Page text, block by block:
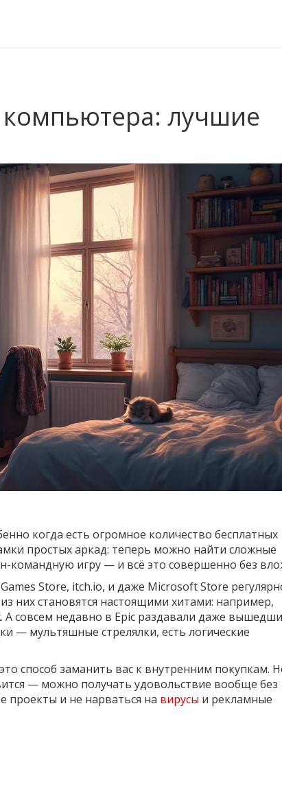
лучшие
когда есть огромное количество бесплатных
простых аркад: теперь можно найти сложные
командную игру — и всё это совершенно без
Store, itch.io, и даже Microsoft Store
них становятся настоящими хитами: например,
. А совсем недавно в Epic раздавали даже
— мультяшные стрелялки, есть логические
способ заманить вас к внутренним покупкам.
— можно получать удовольствие вообще без
проекты и не нарваться на вирусы и рекламные